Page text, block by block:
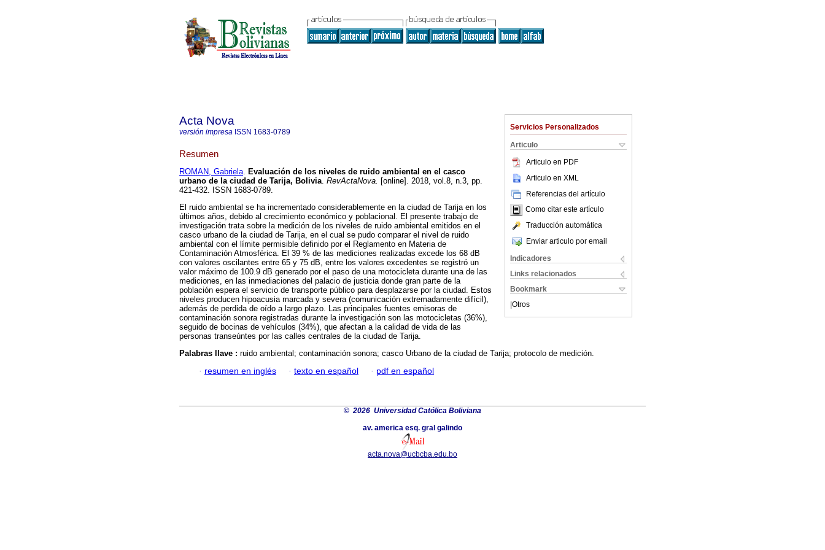
Servicios Personalizados
Articulo
Articulo en PDF
Articulo en XML
Referencias del artículo
Como citar este artículo
Traducción automática
Enviar articulo por email
Indicadores
Links relacionados
Bookmark
Otros
Acta Nova
versión impresa ISSN 1683-0789
Resumen
ROMAN, Gabriela. Evaluación de los niveles de ruido ambiental en el casco
urbano de la ciudad de Tarija, Bolivia. RevActaNova. [online]. 2018, vol.8, n.3, pp.
421-432. ISSN 1683-0789.
El ruido ambiental se ha incrementado considerablemente en la ciudad de Tarija en los
últimos años, debido al crecimiento económico y poblacional. El presente trabajo de
investigación trata sobre la medición de los niveles de ruido ambiental emitidos en el
casco urbano de la ciudad de Tarija, en el cual se pudo comparar el nivel de ruido
ambiental con el límite permisible definido por el Reglamento en Materia de
Contaminación Atmosférica. El 39 % de las mediciones realizadas excede los 68 dB
con valores oscilantes entre 65 y 75 dB, entre los valores excedentes se registró un
valor máximo de 100.9 dB generado por el paso de una motocicleta durante una de las
mediciones, en las inmediaciones del palacio de justicia donde gran parte de la
población espera el servicio de transporte público para desplazarse por la ciudad. Estos
niveles producen hipoacusia marcada y severa (comunicación extremadamente difícil),
además de perdida de oído a largo plazo. Las principales fuentes emisoras de
contaminación sonora registradas durante la investigación son las motocicletas (36%),
seguido de bocinas de vehículos (34%), que afectan a la calidad de vida de las
personas transeúntes por las calles centrales de la ciudad de Tarija.
Palabras llave : ruido ambiental; contaminación sonora; casco Urbano de la ciudad de Tarija; protocolo de medición.
· resumen en inglés · texto en español · pdf en español
©2026 Universidad Católica Boliviana
av. america esq. gral galindo
acta.nova@ucbcba.edu.bo